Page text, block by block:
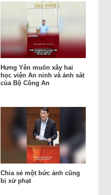
Hưng Yên muốn xây hai
học viện An ninh và ảnh sát
của Bộ Công An
Chia sẻ một bức ảnh cũng
bị xử phạt